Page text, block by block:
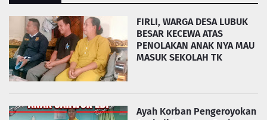
FIRLI, WARGA DESA LUBUK
BESAR KECEWA ATAS
PENOLAKAN ANAK NYA MAU
MASUK SEKOLAH TK
Ayah Korban Pengeroyokan